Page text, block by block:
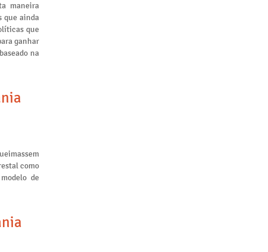
maneira
que ainda
que
ganhar
na
como
de